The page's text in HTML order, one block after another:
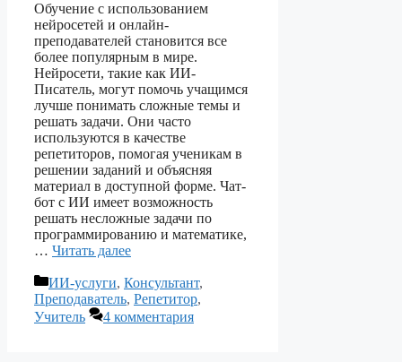
Обучение с использованием
нейросетей и онлайн-
преподавателей становится все
более популярным в мире.
Нейросети, такие как ИИ-
Писатель, могут помочь учащимся
лучше понимать сложные темы и
решать задачи. Они часто
используются в качестве
репетиторов, помогая ученикам в
решении заданий и объясняя
материал в доступной форме. Чат-
бот с ИИ имеет возможность
решать несложные задачи по
программированию и математике,
… Читать далее
Рубрики
ИИ-услуги, Консультант,
Преподаватель, Репетитор,
Учитель
4 комментария